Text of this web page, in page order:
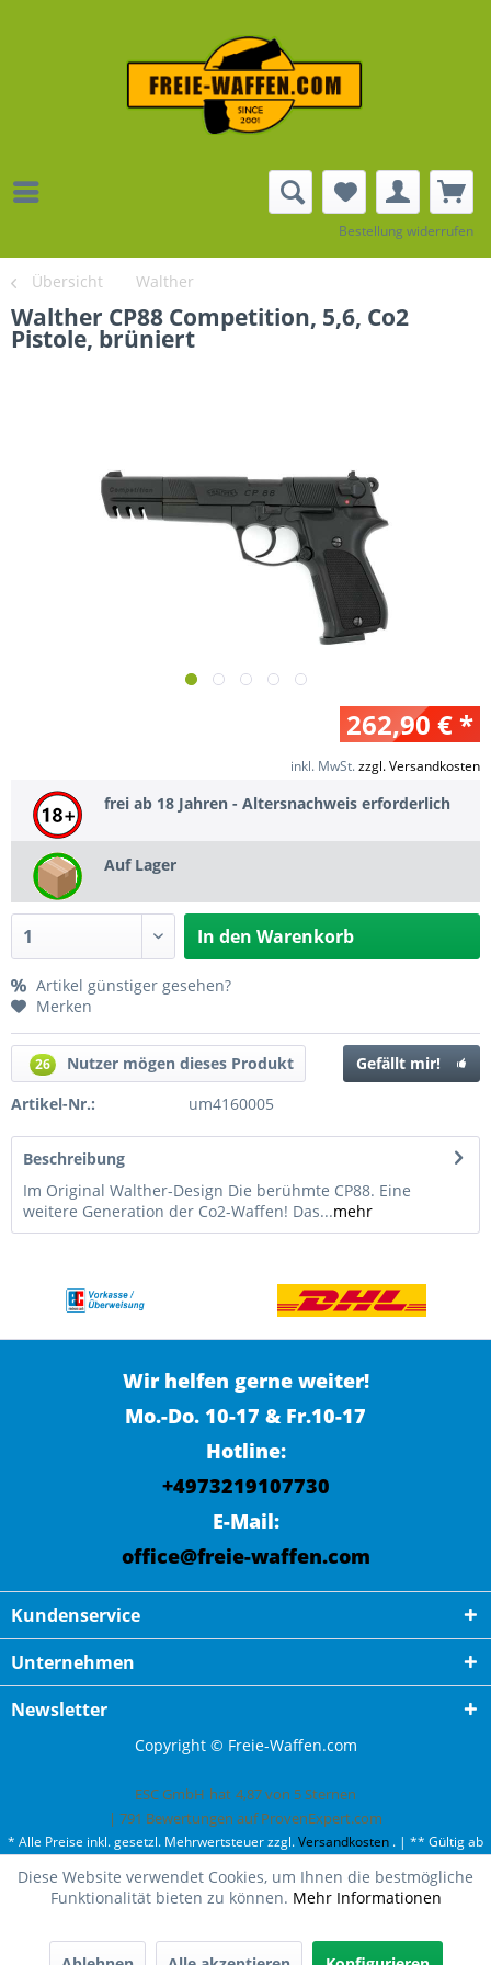
Bestellung widerrufen
Übersicht Walther
Walther CP88 Competition, 5,6, Co2
Pistole, brüniert
262,90 € *
inkl. MwSt.zzgl. Versandkosten
frei ab 18 Jahren - Altersnachweis erforderlich
Auf Lager
In den Warenkorb
Artikel günstiger gesehen?
Merken
26 Nutzer mögen dieses Produkt
Gefällt mir!
Artikel-Nr.:
um4160005
Beschreibung
Im Original Walther-Design Die berühmte CP88. Eine
weitere Generation der Co2-Waffen! Das...mehr
Oh fast ausverkauft!
Co2 Pistole, brüniert auf Lager.
Wir helfen gerne weiter!
Mo.-Do. 10-17 & Fr.10-17
Hotline:
+4973219107730
E-Mail:
office@freie-waffen.com
Kundenservice
Unternehmen
Newsletter
Copyright © Freie-Waffen.com
ESC GmbH hat 4,87von 5Sternen
| 791 Bewertungen auf ProvenExpert.com
* Alle Preise inkl. gesetzl. Mehrwertsteuer zzgl.Versandkosten . | ** Gültig ab
50¤ Bestellwert und einmal pro Kunde. | *** Innerhalb Deutschland,
ausgenommen Gefahrgut. Weitere Ländern finden Sie unterVersandkosten
Diese Website verwendet Cookies, um Ihnen die bestmögliche
Funktionalität bieten zu können. Mehr Informationen